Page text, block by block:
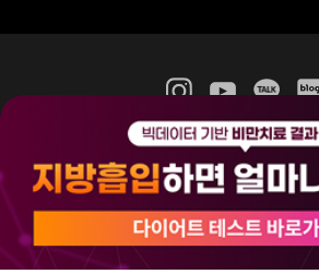
365mc 병·의원 이용약관
홈페이지
비급여진료수가
(주)365mcㅣ서울특별시 서초구 서초대로52길 7,
120-87-04354ㅣ김남철
COPYRIGHT(C) 2025 365mc. ALL RIGHTS